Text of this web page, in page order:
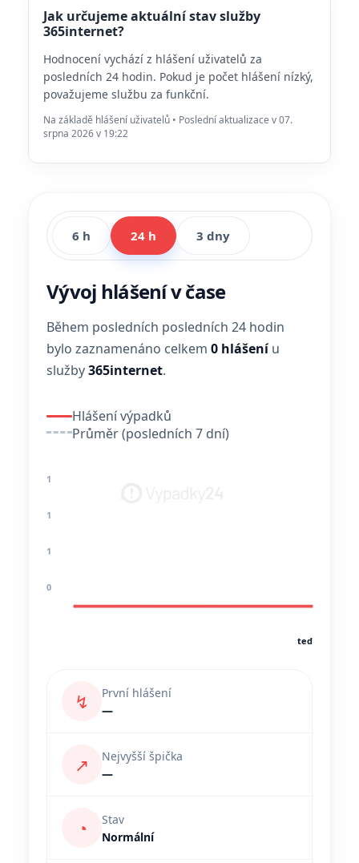
Jak určujeme aktuální stav služby
365internet?
Hodnocení vychází z hlášení uživatelů za
posledních 24 hodin. Pokud je počet hlášení nízký,
považujeme službu za funkční.
Na základě hlášení uživatelů • Poslední aktualizace v 07.
srpna 2026 v 19:22
6 h 24 h 3 dny
Vývoj hlášení v čase
Během posledních posledních 24 hodin
bylo zaznamenáno celkem 0 hlášeníu
služby365internet.
Hlášení výpadků
Průměr (posledních 7 dní)
1
1
1
0
teď
↯
První hlášení
—
↗
Nejvyšší špička
—
◔
Stav
Normální